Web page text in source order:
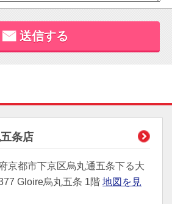
条店
京都市下京区烏丸通五条下る大
Gloire烏丸五条 1階地図を見